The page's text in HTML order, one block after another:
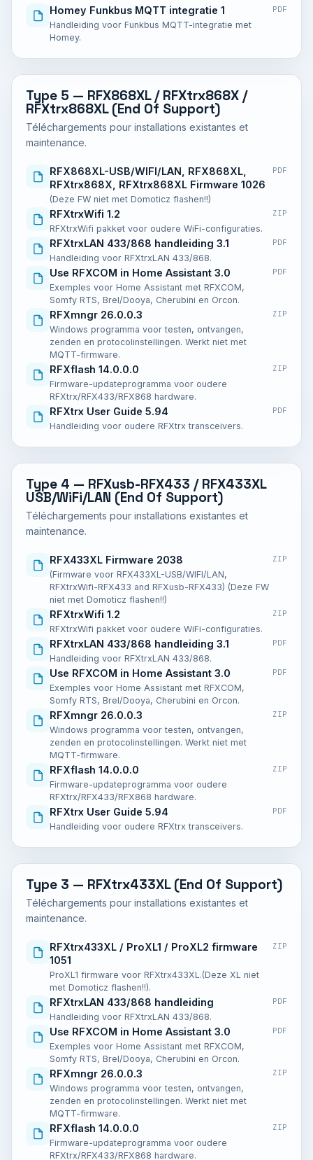
Homey Funkbus MQTT integratie 1
Handleiding voor Funkbus MQTT-integratie met
Homey.
PDF
Type 5 — RFX868XL / RFXtrx868X /
RFXtrx868XL (End Of Support)
Téléchargements pour installations existantes et
maintenance.
RFX868XL-USB/WIFI/LAN, RFX868XL,
RFXtrx868X, RFXtrx868XL Firmware 1026
(Deze FW niet met Domoticz flashen!!)
PDF
RFXtrxWifi 1.2
RFXtrxWifi pakket voor oudere WiFi-configuraties.
ZIP
RFXtrxLAN 433/868 handleiding 3.1
Handleiding voor RFXtrxLAN 433/868.
PDF
Use RFXCOM in Home Assistant 3.0
Exemples voor Home Assistant met RFXCOM,
Somfy RTS, Brel/Dooya, Cherubini en Orcon.
PDF
RFXmngr 26.0.0.3
Windows programma voor testen, ontvangen,
zenden en protocolinstellingen. Werkt niet met
MQTT-firmware.
ZIP
RFXflash 14.0.0.0
Firmware-updateprogramma voor oudere
RFXtrx/RFX433/RFX868 hardware.
ZIP
RFXtrx User Guide 5.94
Handleiding voor oudere RFXtrx transceivers.
PDF
Type 4 — RFXusb-RFX433 / RFX433XL
USB/WiFi/LAN (End Of Support)
Téléchargements pour installations existantes et
maintenance.
RFX433XL Firmware 2038
(Firmware voor RFX433XL-USB/WIFI/LAN,
RFXtrxWifi-RFX433 and RFXusb-RFX433) (Deze FW
niet met Domoticz flashen!!)
ZIP
RFXtrxWifi 1.2
RFXtrxWifi pakket voor oudere WiFi-configuraties.
ZIP
RFXtrxLAN 433/868 handleiding 3.1
Handleiding voor RFXtrxLAN 433/868.
PDF
Use RFXCOM in Home Assistant 3.0
Exemples voor Home Assistant met RFXCOM,
Somfy RTS, Brel/Dooya, Cherubini en Orcon.
PDF
RFXmngr 26.0.0.3
Windows programma voor testen, ontvangen,
zenden en protocolinstellingen. Werkt niet met
MQTT-firmware.
ZIP
RFXflash 14.0.0.0
Firmware-updateprogramma voor oudere
RFXtrx/RFX433/RFX868 hardware.
ZIP
RFXtrx User Guide 5.94
Handleiding voor oudere RFXtrx transceivers.
PDF
Type 3 — RFXtrx433XL (End Of Support)
Téléchargements pour installations existantes et
maintenance.
RFXtrx433XL / ProXL1 / ProXL2 firmware
1051
ProXL1 firmware voor RFXtrx433XL.(Deze XL niet
met Domoticz flashen!!).
ZIP
RFXtrxLAN 433/868 handleiding
Handleiding voor RFXtrxLAN 433/868.
PDF
Use RFXCOM in Home Assistant 3.0
Exemples voor Home Assistant met RFXCOM,
Somfy RTS, Brel/Dooya, Cherubini en Orcon.
PDF
RFXmngr 26.0.0.3
Windows programma voor testen, ontvangen,
zenden en protocolinstellingen. Werkt niet met
MQTT-firmware.
ZIP
RFXflash 14.0.0.0
Firmware-updateprogramma voor oudere
RFXtrx/RFX433/RFX868 hardware.
ZIP